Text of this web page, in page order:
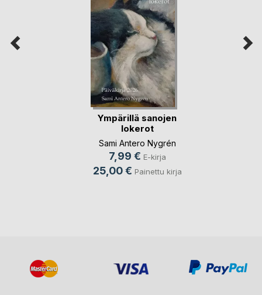
Ympärillä sanojen
lokerot
Sami Antero Nygrén
7,99 € E-kirja
25,00 € Painettu kirja